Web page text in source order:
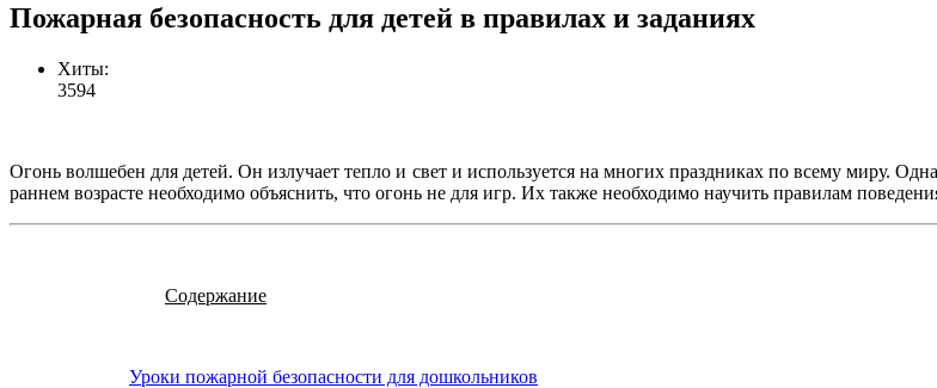
Пожарная безопасность для детей в правилах и заданиях
Хиты:
3594
Огонь волшебен для детей. Он излучает тепло и свет и используется на многих праздниках по всему миру.
раннем возрасте необходимо объяснить, что огонь не для игр. Их также необходимо научить правилам
Содержание
Уроки пожарной безопасности для дошкольников